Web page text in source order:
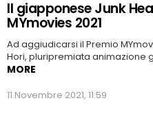
Il giapponese Junk
MYmovies 2021
Ad aggiudicarsi il Premio
Hori, pluripremiata animazione
MORE
11 Novembre 2021, 11:59